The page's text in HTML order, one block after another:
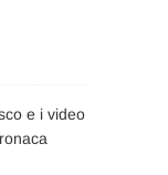
e i video